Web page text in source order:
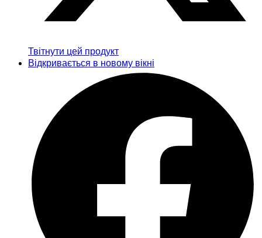
Твітнути цей продукт
Відкривається в новому вікні